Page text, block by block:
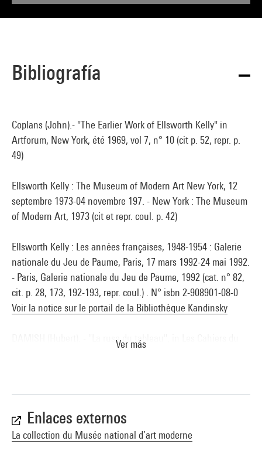
Bibliografía
Coplans (John).- "The Earlier Work of Ellsworth Kelly" in
Artforum, New York, été 1969, vol 7, n° 10 (cit p. 52, repr. p.
49)
Ellsworth Kelly : The Museum of Modern Art New York, 12
septembre 1973-04 novembre 197. - New York : The Museum
of Modern Art, 1973 (cit et repr. coul. p. 42)
Ellsworth Kelly : Les années françaises, 1948-1954 : Galerie
nationale du Jeu de Paume, Paris, 17 mars 1992-24 mai 1992.
- Paris, Galerie nationale du Jeu de Paume, 1992 (cat. n° 82,
cit. p. 28, 173, 192-193, repr. coul.) . N° isbn 2-908901-08-0
Voir la notice sur le portail de la Bibliothèque Kandinsky
DAMISH (Hubert). - "La ruse du tableau", in Les Cahiers du
La Collection du Musée national d''art moderne : acquisitions
1986-1996. - Paris : éd. du Centre Pompidou, 1996 (sous la dir.
Ver más
Enlaces externos
La collection du Musée national d’art moderne